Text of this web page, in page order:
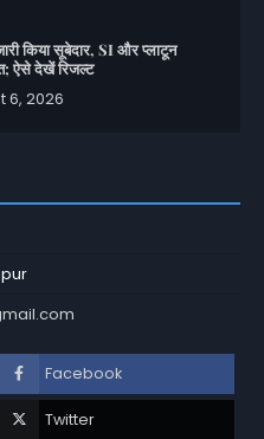
किया सूबेदार, SI और प्लाटून
ऐसे देखें रिजल्ट
6, 2026
Facebook
Twitter